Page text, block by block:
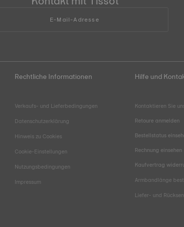
E-Mail-Adresse
Rechtliche Informationen
Verkaufs- und Lieferbedingungen
Datenschutzerklärung
Hinweis zu Cookies
Cookie-Einstellungen
Nutzungsbedingungen
Impressum
Hilfe und
Kontaktieren Sie
Retoure anmelden
Bestellstatus
Rechnung einsehen
Kaufvertrag
Armbandlänge
Liefer- und